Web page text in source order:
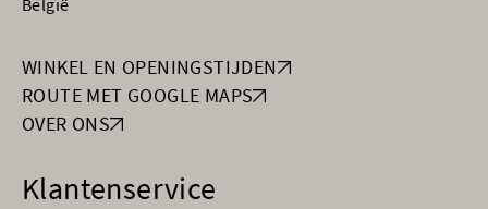
België
WINKEL EN OPENINGSTIJDEN
ROUTE MET GOOGLE MAPS
OVER ONS
Klantenservice